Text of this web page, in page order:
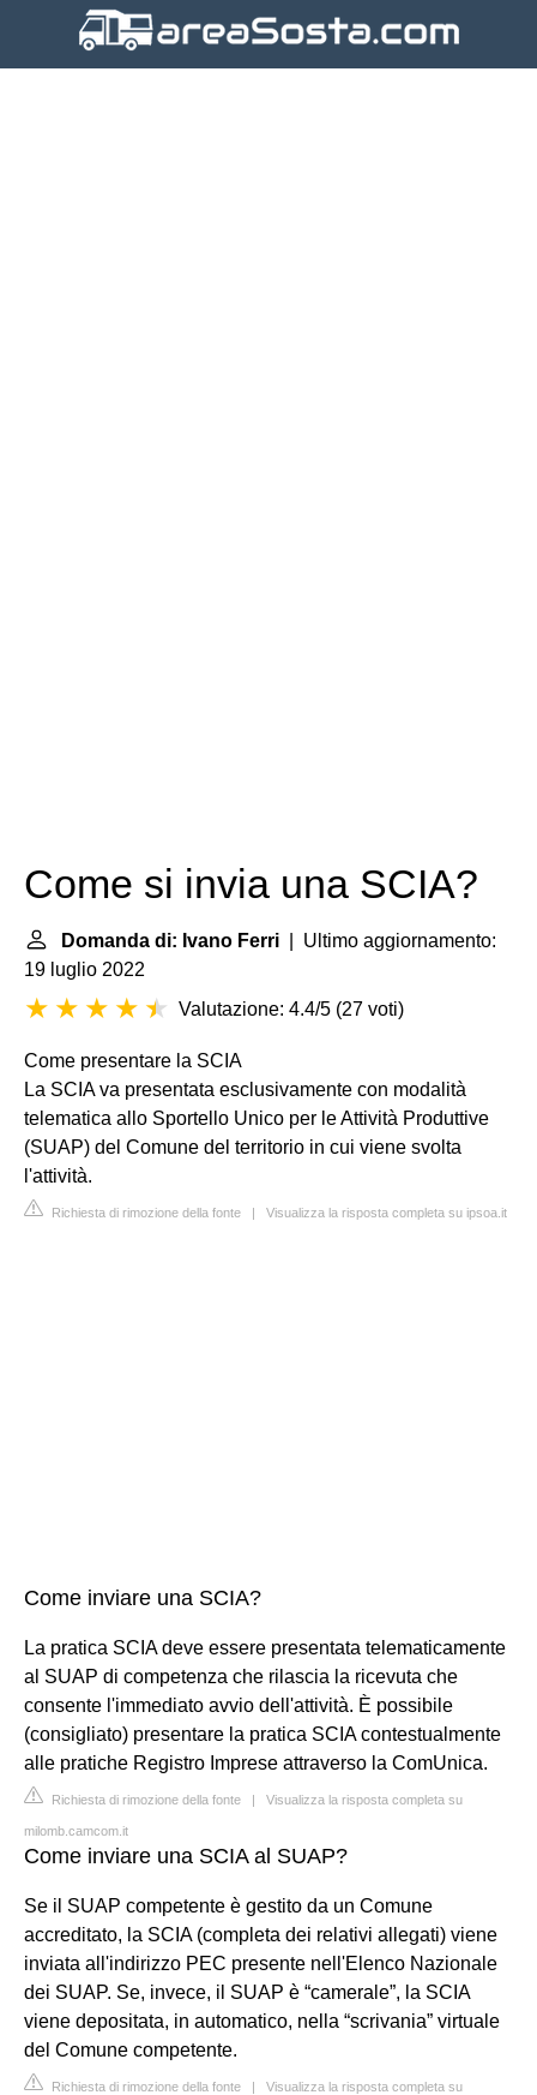
Come si invia una SCIA?
Domanda di: Ivano Ferri | Ultimo aggiornamento:
19 luglio 2022
Valutazione: 4.4/5 (27 voti)
Come presentare la SCIA
La SCIA va presentata esclusivamente con modalità
telematica allo Sportello Unico per le Attività Produttive
(SUAP) del Comune del territorio in cui viene svolta
l'attività.
Richiesta di rimozione della fonte | Visualizza la risposta completa su ipsoa.it
Come inviare una SCIA?
La pratica SCIA deve essere presentata telematicamente
al SUAP di competenza che rilascia la ricevuta che
consente l'immediato avvio dell'attività. È possibile
(consigliato) presentare la pratica SCIA contestualmente
alle pratiche Registro Imprese attraverso la ComUnica.
Richiesta di rimozione della fonte | Visualizza la risposta completa su
milomb.camcom.it
Come inviare una SCIA al SUAP?
Se il SUAP competente è gestito da un Comune
accreditato, la SCIA (completa dei relativi allegati) viene
inviata all'indirizzo PEC presente nell'Elenco Nazionale
dei SUAP. Se, invece, il SUAP è “camerale”, la SCIA
viene depositata, in automatico, nella “scrivania” virtuale
del Comune competente.
Richiesta di rimozione della fonte | Visualizza la risposta completa su